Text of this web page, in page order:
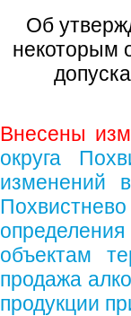
Об
некоторым
Внесены
округа
изменений
объектам
продажа
продукции